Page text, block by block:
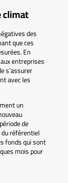
climat
des
que ces
En
entreprises
s’assurer
avec les
un
de
référentiel
fonds qui sont
mois pour